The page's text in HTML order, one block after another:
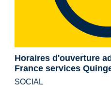
Horaires d'ouverture
France services
SOCIAL